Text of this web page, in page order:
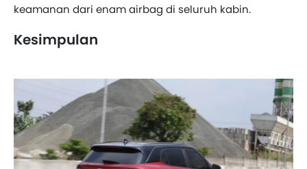
keamanan dari enam airbag di seluruh kabin.
Kesimpulan